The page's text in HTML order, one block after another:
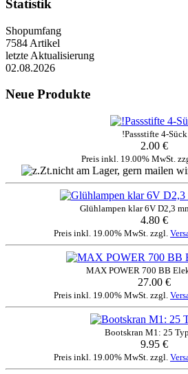
Statistik
Shopumfang
7584 Artikel
letzte Aktualisierung
02.08.2026
Neue Produkte
!Passstifte 4-Sück
2.00 €
Preis inkl. 19.00% MwSt.
Glühlampen klar 6V D2,3
4.80 €
Preis inkl. 19.00% MwSt. zzgl.
MAX POWER 700 BB
27.00 €
Preis inkl. 19.00% MwSt. zzgl.
Bootskran M1: 25
9.95 €
Preis inkl. 19.00% MwSt. zzgl.